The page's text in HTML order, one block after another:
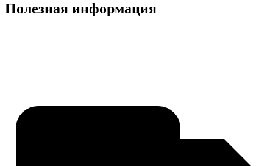
Полезная информация